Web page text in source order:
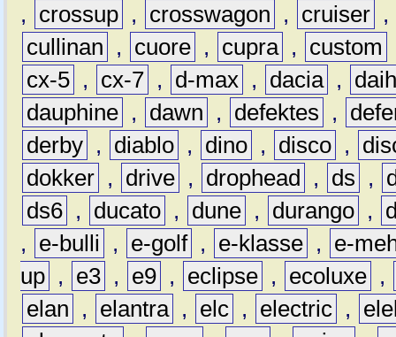
,
crossup , crosswagon , cruiser ,
cullinan
, cuore , cupra , custom
cx-5 , cx-7 , d-max , dacia ,
dauphine , dawn , defektes ,
derby , diablo , dino , disco ,
dokker , drive , drophead , ds ,
ds6 , ducato , dune , durango ,
,
e-bulli , e-golf , e-klasse ,
e-
up , e3 , e9 , eclipse , ecoluxe ,
elan
, elantra , elc , electric ,